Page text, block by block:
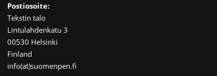
Postiosoite:
Tekstin talo
Lintulahdenkatu 3
00530 Helsinki
Finland
info(at)suomenpen.fi